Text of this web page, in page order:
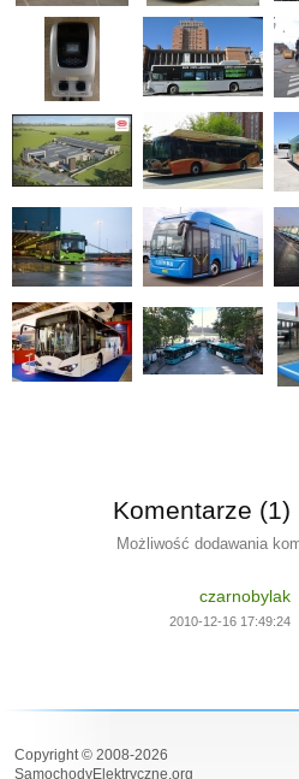
Komentarze (1)
Możliwość dodawania
czarnobylak
2010-12-16 17:49:24
Copyright © 2008-2026
SamochodyElektryczne.org